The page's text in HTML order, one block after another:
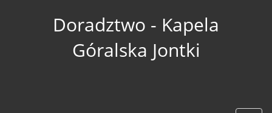
Doradztwo - Kapela
Góralska Jontki